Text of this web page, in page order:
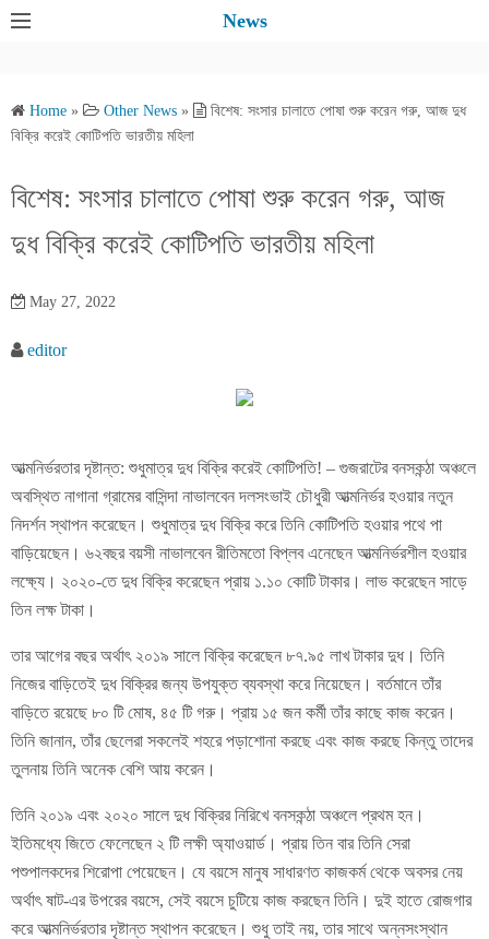
News
Home » Other News »
বিশেষ: সংসার চালাতে পোষা শুরু করেন গরু, আজ দুধ
বিক্রি করেই কোটিপতি ভারতীয় মহিলা
বিশেষ: সংসার চালাতে পোষা শুরু করেন গরু, আজ
দুধ বিক্রি করেই কোটিপতি ভারতীয় মহিলা
May 27, 2022
editor
আত্মনির্ভরতার দৃষ্টান্ত: শুধুমাত্র দুধ বিক্রি করেই কোটিপতি! – গুজরাটের বনসকন্ঠা অঞ্চলে
অবস্থিত নাগানা গ্রামের বাসিন্দা নাভালবেন দলসংভাই চৌধুরী আত্মনির্ভর হওয়ার নতুন
নিদর্শন স্থাপন করেছেন। শুধুমাত্র দুধ বিক্রি করে তিনি কোটিপতি হওয়ার পথে পা
বাড়িয়েছেন। ৬২বছর বয়সী নাভালবেন রীতিমতো বিপ্লব এনেছেন আত্মনির্ভরশীল হওয়ার
লক্ষ‍্যে। ২০২০-তে দুধ বিক্রি করেছেন প্রায় ১.১০ কোটি টাকার। লাভ করেছেন সাড়ে
তিন লক্ষ টাকা।
তার আগের বছর অর্থাৎ ২০১৯ সালে বিক্রি করেছেন ৮৭.৯৫ লাখ টাকার দুধ। তিনি
নিজের বাড়িতেই দুধ বিক্রির জন্য উপযুক্ত ব্যবস্থা করে নিয়েছেন। বর্তমানে তাঁর
বাড়িতে রয়েছে ৮০ টি মোষ, ৪৫ টি গরু। প্রায় ১৫ জন কর্মী তাঁর কাছে কাজ করেন।
তিনি জানান, তাঁর ছেলেরা সকলেই শহরে পড়াশোনা করছে এবং কাজ করছে কিন্তু তাদের
তুলনায় তিনি অনেক বেশি আয় করেন।
তিনি ২০১৯ এবং ২০২০ সালে দুধ বিক্রির নিরিখে বনসকন্ঠা অঞ্চলে প্রথম হন।
ইতিমধ্যে জিতে ফেলেছেন ২ টি লক্ষী অ্যাওয়ার্ড। প্রায় তিন বার তিনি সেরা
পশুপালকদের শিরোপা পেয়েছেন। যে বয়সে মানুষ সাধারণত কাজকর্ম থেকে অবসর নেয়
অর্থাৎ ষাট-এর উপরের বয়সে, সেই বয়সে চুটিয়ে কাজ করছেন তিনি। দুই হাতে রোজগার
করে আত্মনির্ভরতার দৃষ্টান্ত স্থাপন করেছেন। শুধু তাই নয়, তার সাথে অন্নসংস্থান